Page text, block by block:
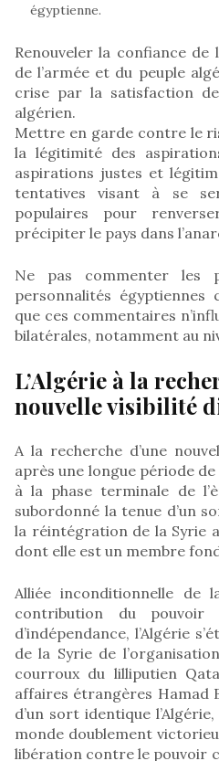
égyptienne.
Renouveler la confiance de
de l’armée et du peuple
crise par la satisfaction
algérien.
Mettre en garde contre le
la légitimité des
aspirations justes et
tentatives visant à se
populaires pour
précipiter le pays dans
Ne pas commenter les
personnalités égyptiennes
que ces commentaires
bilatérales, notamment au
L’Algérie à la
nouvelle visibilité
A la recherche d’une
après une longue période
à la phase terminale de
subordonné la tenue d’un
la réintégration de la Syrie
dont elle est un membre
Alliée inconditionnelle de
contribution du
d’indépendance, l’Algérie
de la Syrie de
courroux du lilliputien
affaires étrangères Hamad
d’un sort identique
monde doublement
libération contre le pouvoir